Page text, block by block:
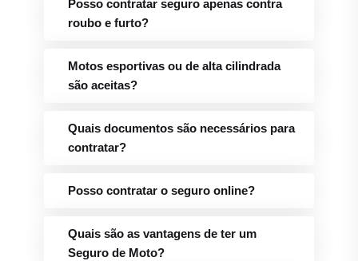
Posso contratar seguro apenas contra
roubo e furto?
Motos esportivas ou de alta cilindrada
são aceitas?
Quais documentos são necessários para
contratar?
Posso contratar o seguro online?
Quais são as vantagens de ter um
Seguro de Moto?